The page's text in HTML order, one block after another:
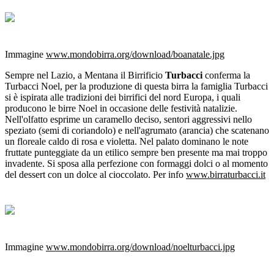
Immagine www.mondobirra.org/download/boanatale.jpg
Sempre nel Lazio, a Mentana il Birrificio Turbacci conferma la
Turbacci Noel, per la produzione di questa birra la famiglia Turbacci
si è ispirata alle tradizioni dei birrifici del nord Europa, i quali
producono le birre Noel in occasione delle festività natalizie.
Nell'olfatto esprime un caramello deciso, sentori aggressivi nello
speziato (semi di coriandolo) e nell'agrumato (arancia) che scatenano
un floreale caldo di rosa e violetta. Nel palato dominano le note
fruttate punteggiate da un etilico sempre ben presente ma mai troppo
invadente. Si sposa alla perfezione con formaggi dolci o al momento
del dessert con un dolce al cioccolato. Per info www.birraturbacci.it
Immagine www.mondobirra.org/download/noelturbacci.jpg